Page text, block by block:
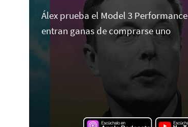
Álex prueba el Model 3
entran ganas de comprarse uno